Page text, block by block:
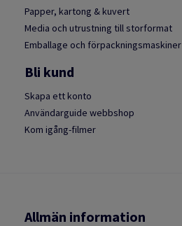
Papper, kartong & kuvert
Media och utrustning till storformat
Emballage och förpackningsmaskiner
Bli kund
Skapa ett konto
Användarguide webbshop
Kom igång-filmer
Allmän information